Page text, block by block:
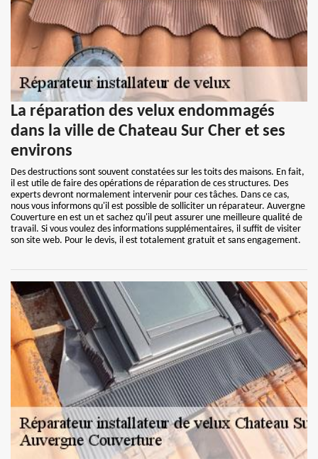
La réparation des velux endommagés
dans la ville de Chateau Sur Cher et ses
environs
Des destructions sont souvent constatées sur les toits des maisons. En fait,
il est utile de faire des opérations de réparation de ces structures. Des
experts devront normalement intervenir pour ces tâches. Dans ce cas,
nous vous informons qu'il est possible de solliciter un réparateur. Auvergne
Couverture en est un et sachez qu'il peut assurer une meilleure qualité de
travail. Si vous voulez des informations supplémentaires, il suffit de visiter
son site web. Pour le devis, il est totalement gratuit et sans engagement.